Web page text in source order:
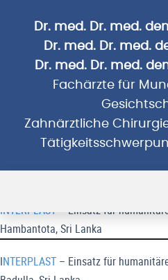
Dr. med. Dr. med.
Dr. med. Dr. med.
Dr. med. Dr. med.
Fachärzte für
Zahnärztliche
INTERPLAST
– Einsatz für
Hambantota, Sri Lanka
INTERPLAST – Einsatz für